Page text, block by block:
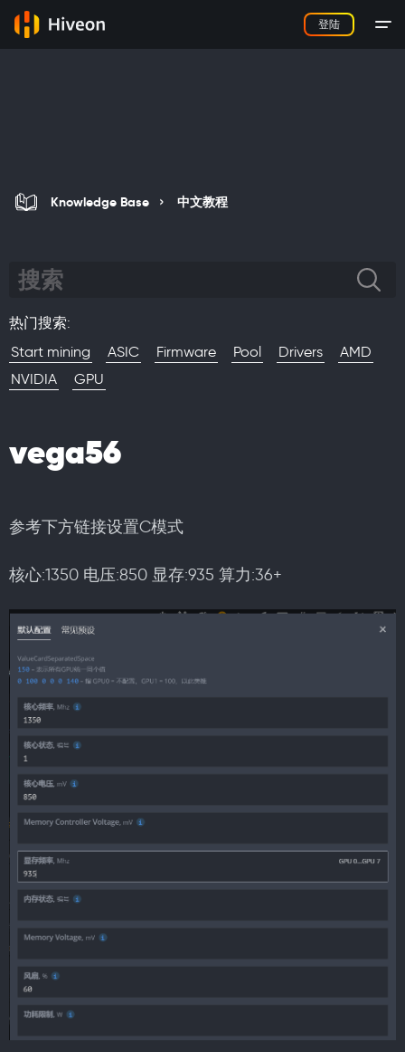
登陆
Knowledge Base 中文教程
热门搜索:
Start mining
ASIC Firmware Pool Drivers
AMD
NVIDIA
GPU
vega56
参考下方链接设置C模式
核心:1350 电压:850 显存:935 算力:36+